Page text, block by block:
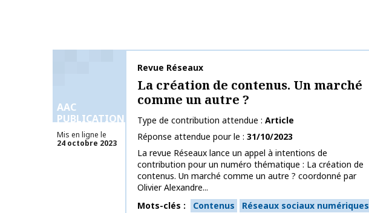
AAC
PUBLICATIONS
Mis en ligne le
24 octobre 2023
Nom de la publication
Revue Réseaux
La création de contenus. Un marché
comme un autre ?
Type de contribution attendue
Article
Réponse attendue pour le
31/10/2023
La revue Réseaux lance un appel à intentions de
contribution pour un numéro thématique : La création de
contenus. Un marché comme un autre ? coordonné par
Olivier Alexandre...
Mots-clés
Contenus Réseaux sociaux numériques